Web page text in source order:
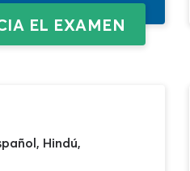
EL EXAMEN
Hindú,